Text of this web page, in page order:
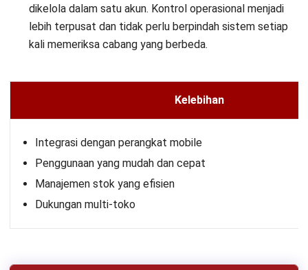
dikelola dalam satu akun. Kontrol operasional menjadi
lebih terpusat dan tidak perlu berpindah sistem setiap
kali memeriksa cabang yang berbeda.
Kelebihan
Integrasi dengan perangkat mobile
Penggunaan yang mudah dan cepat
Manajemen stok yang efisien
Dukungan multi-toko